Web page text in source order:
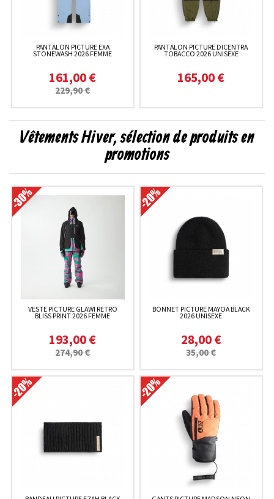
PANTALON PICTURE EXA
STONEWASH 2026 FEMME
161,00 €
229,90 €
PANTALON PICTURE DICENTRA
TOBACCO 2026 UNISEXE
165,00 €
Vêtements Hiver, sélection de produits en
promotions
VESTE PICTURE GLAWI RETRO
BLISS PRINT 2026 FEMME
193,00 €
274,90 €
BONNET PICTURE MAYOA BLACK
2026 UNISEXE
28,00 €
35,00 €